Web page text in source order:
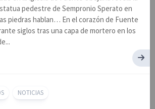
pedestre de Sempronio Sperato en
piedras hablan… En el corazón de Fuente
siglos tras una capa de mortero en los
NOTICIAS